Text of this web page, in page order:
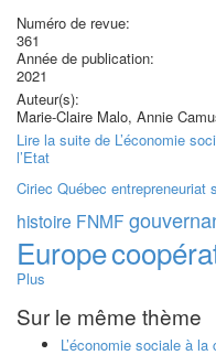
Numéro de revue:
361
Année de publication:
2021
Auteur(s):
Marie-Claire Malo, Annie
Lire la suite de L’économie
l’Etat
Ciriec Québec entrepreneuriat
histoire FNMF
Europe
Plus
Sur le même thème
L’économie sociale à